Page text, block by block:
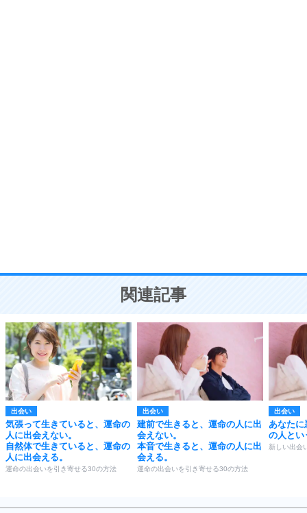
ことが大切。
関連記事
出会い
気張って生きていると、運命の
人に出会えない。
自然体で生きていると、運命の
人に出会える。
運命の出会いを引き寄せる30の方法
出会い
建前で生きると、運命の人に出
会えない。
本音で生きると、運命の人に出
会える。
運命の出会いを引き寄せる30の方法
出会い
あなたに
の人とい
新しい出会